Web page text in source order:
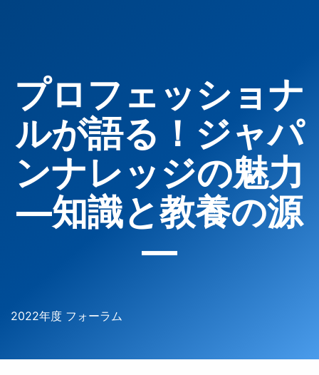
プロフェッショナ
ルが語る！ジャパ
ンナレッジの魅力
―知識と教養の源
―
2022年度 フォーラム